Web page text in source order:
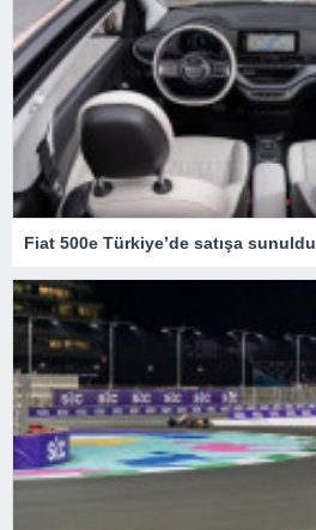
Fiat 500e Türkiye’de satışa sunuldu